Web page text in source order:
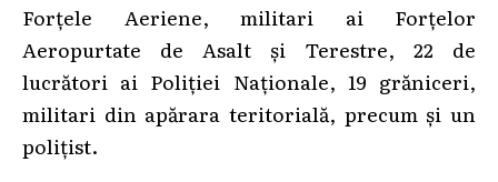
Forțele Aeriene, militari ai Forțelor
Aeropurtate de Asalt și Terestre, 22 de
lucrători ai Poliției Naționale, 19 grăniceri,
militari din apărara teritorială, precum și un
polițist.